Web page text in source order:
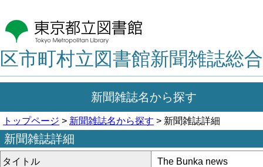
区市町村立図書館新聞雑誌総
新聞雑誌名から探す
トップページ > 新聞雑誌名から探す > 新聞雑誌詳細
新聞雑誌詳細
タイトル The Bunka news